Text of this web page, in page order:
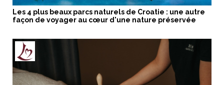
Les 4 plus beaux parcs naturels de Croatie : une autre
façon de voyager au cœur d'une nature préservée